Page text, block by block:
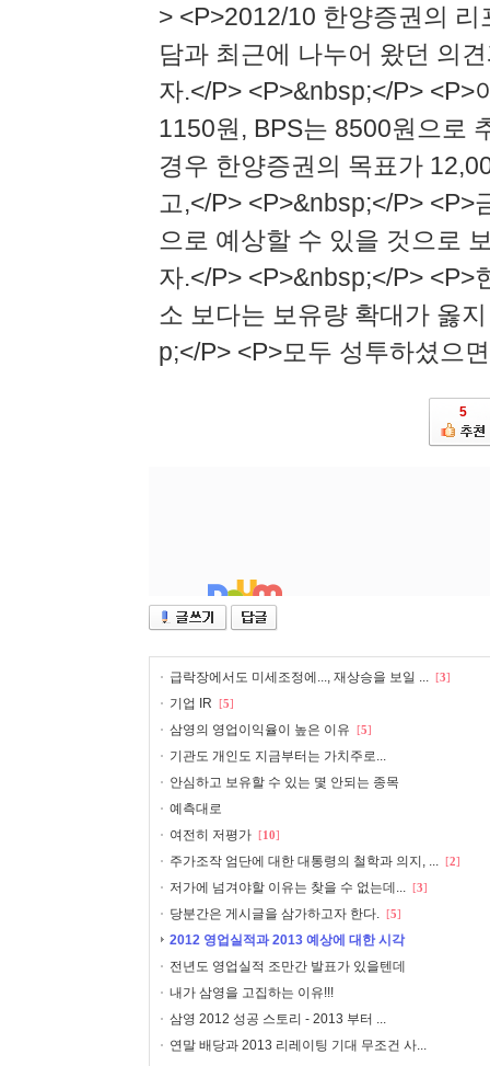
> <P>2012/10 한양증권의
담과 최근에 나누어 왔던 의
자.</P> <P>&nbsp;</P>
1150원, BPS는 8500원으로
경우 한양증권의 목표가
고,</P> <P>&nbsp;</P>
으로 예상할 수 있을 것으로
자.</P> <P>&nbsp;</P>
소 보다는 보유량 확대가 옳
p;</P> <P>모두 성투하셨으
5
급락장에서도 미세조정에..., 재상승을 보일 ... [3]
기업 IR [5]
삼영의 영업이익율이 높은 이유 [5]
기관도 개인도 지금부터는 가치주로...
안심하고 보유할 수 있는 몇 안되는 종목
예측대로
여전히 저평가 [10]
주가조작 엄단에 대한 대통령의 철학과 의지, ... [2]
저가에 넘겨야할 이유는 찾을 수 없는데... [3]
당분간은 게시글을 삼가하고자 한다. [5]
2012 영업실적과 2013 예상에 대한 시각
전년도 영업실적 조만간 발표가 있을텐데
내가 삼영을 고집하는 이유!!!
삼영 2012 성공 스토리 - 2013 부터 ...
연말 배당과 2013 리레이팅 기대 무조건 사...